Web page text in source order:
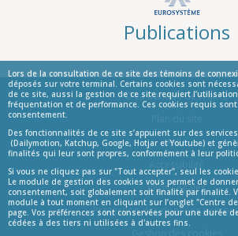
Lors de la consultation de ce site des témoins de
déposés sur votre terminal. Certains cookies sont
de ce site, aussi la gestion de ce site requiert
fréquentation et de performance. Ces cookies requis
consentement.
Des fonctionnalités de ce site s’appuient sur des
(Dailymotion, Katchup, Google, Hotjar et Youtube) et
finalités qui leur sont propres, conformément à leur
Si vous ne cliquez pas sur "Tout accepter", seul les
Le module de gestion des cookies vous permet de
consentement, soit globalement soit finalité par finalité.
module à tout moment en cliquant sur l’onglet "Centre
page. Vos préférences sont conservées pour une durée
cédées à des tiers ni utilisées à d'autres fins.
Publications
© La Banque de France
Informations
Aide
Infos Légales
Protection des données